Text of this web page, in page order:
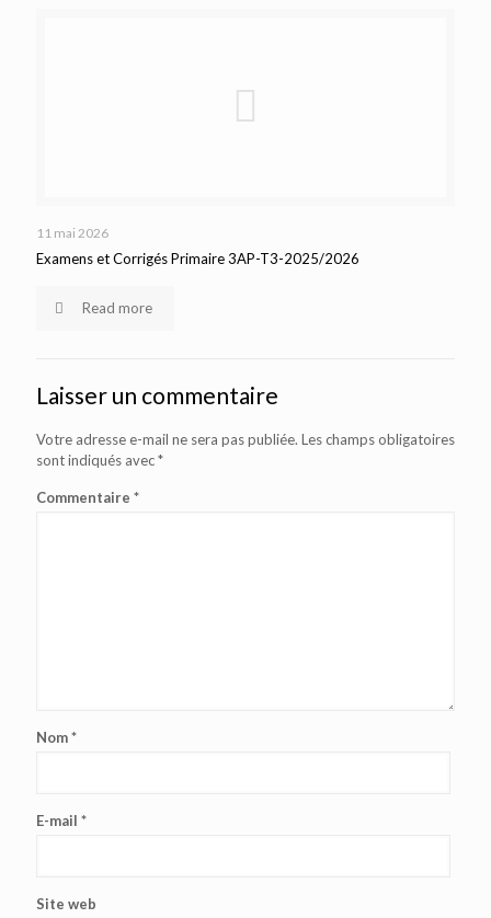
11 mai 2026
Examens et Corrigés Primaire 3AP-T3-2025/2026
Read more
Laisser un commentaire
Votre adresse e-mail ne sera pas publiée. Les champs obligatoires
sont indiqués avec*
Commentaire *
Nom*
E-mail *
Site web